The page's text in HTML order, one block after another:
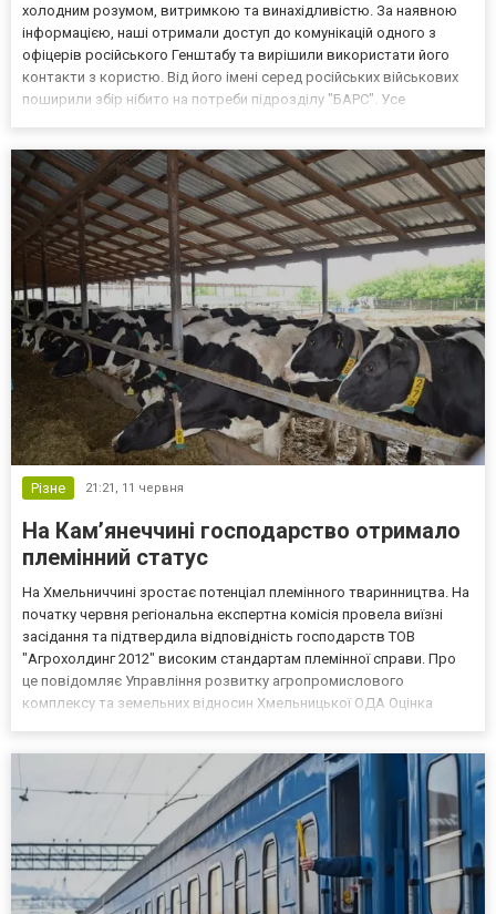
холодним розумом, витримкою та винахідливістю. За наявною
інформацією, наші отримали доступ до комунікацій одного з
офіцерів російського Генштабу та вирішили використати його
контакти з користю. Від його імені серед російських військових
поширили збір нібито на потреби підрозділу "БАРС". Усе
Різне 21:21, 11 червня
На Камʼянеччині господарство отримало
племінний статус
На Хмельниччині зростає потенціал племінного тваринництва. На
початку червня регіональна експертна комісія провела виїзні
засідання та підтвердила відповідність господарств ТОВ
"Агрохолдинг 2012" високим стандартам племінної справи. Про
це повідомляє Управління розвитку агропромислового
комплексу та земельних відносин Хмельницької ОДА Оцінка